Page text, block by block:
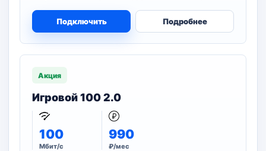
Подключить Подробнее
Акция
Игровой 100 2.0
100
Мбит/с
990
₽/мес